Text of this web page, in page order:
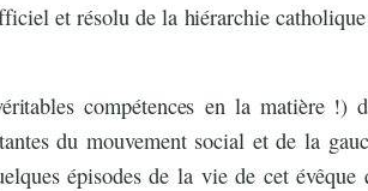
et résolu de la hiérarchie
compétences en la matière !)
du mouvement social et de la
épisodes de la vie de cet évêque